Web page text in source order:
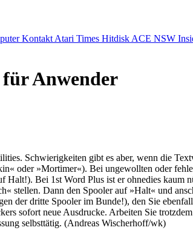
Kontakt Atari Times Hitdisk ACE NSW
Anwender
Schwierigkeiten gibt es aber, wenn die
oder »Mortimer«). Bei ungewollten oder
Halt!). Bei 1st Word Plus ist er ohnedies
stellen. Dann den Spooler auf »Halt« und
der dritte Spooler im Bunde!), den Sie
sofort neue Ausdrucke. Arbeiten Sie
selbsttätig. (Andreas Wischerhoff/wk)